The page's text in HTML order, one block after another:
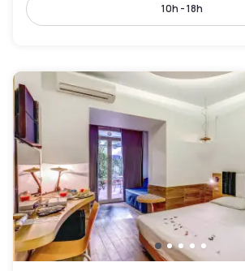
10h - 18h